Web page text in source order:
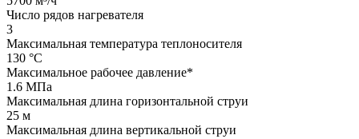
Число рядов нагревателя
3
Максимальная температура теплоносителя
130 °C
Максимальное рабочее давление*
1.6 MПa
Максимальная длина горизонтальной струи
25 м
Максимальная длина вертикальной струи